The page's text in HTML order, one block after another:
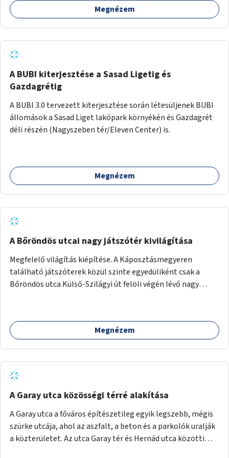
barátságosabbá és zöldebbé lehetne tenni a megállókat.
Megnézem
A BUBI kiterjesztése a Sasad Ligetig és
Gazdagrétig
A BUBI 3.0 tervezett kiterjesztése során létesüljenek BUBI
állomások a Sasad Liget lakópark környékén és Gazdagrét
déli részén (Nagyszeben tér/Eleven Center) is.
Megnézem
A Bőröndös utcai nagy játszótér kivilágítása
Megfelelő világítás kiépítése. A Káposztásmegyeren
található játszóterek közül szinte egyedüliként csak a
Bőröndös utca Külső-Szilágyi út felöli végén lévő nagy
Megnézem
A Garay utca közösségi térré alakítása
A Garay utca a főváros építészetileg egyik legszebb, mégis
szürke utcája, ahol az aszfalt, a beton és a parkolók uralják
a közterületet. Az utca Garay tér és Hernád utca közötti